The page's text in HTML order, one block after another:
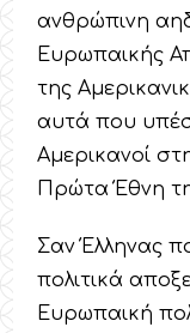
ανθρώπινη
Ευρωπαικής
της
αυτά που
Αμερικανοί
Πρώτα Έθνη
Σαν Έλληνας
πολιτικά
Ευρωπαική